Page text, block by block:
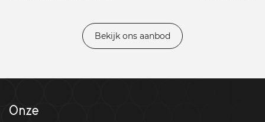
Bekijk ons aanbod
Onze